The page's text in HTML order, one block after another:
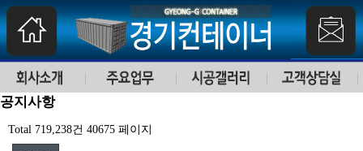
공지사항
Total 719,238건 40675 페이지